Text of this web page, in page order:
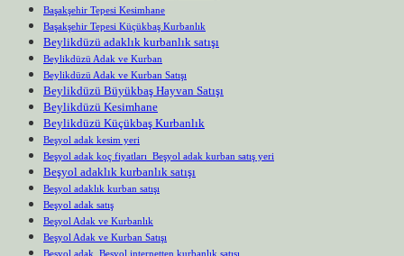
Başakşehir Tepesi Kesimhane
Başakşehir Tepesi Küçükbaş Kurbanlık
Beylikdüzü adaklık kurbanlık satışı
Beylikdüzü Adak ve Kurban
Beylikdüzü Adak ve Kurban Satışı
Beylikdüzü Büyükbaş Hayvan Satışı
Beylikdüzü Kesimhane
Beylikdüzü Küçükbaş Kurbanlık
Beşyol adak kesim yeri
Beşyol adak koç fiyatları Beşyol adak kurban satış yeri
Beşyol adaklık kurbanlık satışı
Beşyol adaklık kurban satışı
Beşyol adak satış
Beşyol Adak ve Kurbanlık
Beşyol Adak ve Kurban Satışı
Beşyol adak Beşyol internetten kurbanlık satışı